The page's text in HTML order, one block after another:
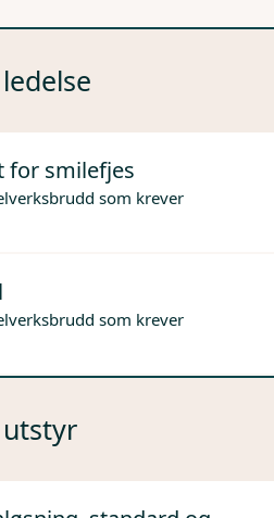
for smilefjes
som krever
som krever